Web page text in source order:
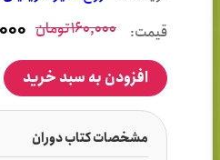
قیمت:
160,000تومان
افزودن به سبد خرید
مشخصات کتاب دوران